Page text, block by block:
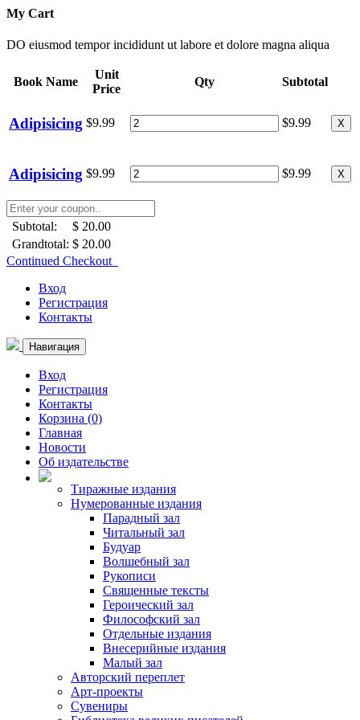
My Cart
DO eiusmod tempor incididunt ut labore et dolore magna aliqua
Book Name
Unit
Price
Qty Subtotal
Adipisicing $9.99 $9.99 X
Adipisicing $9.99 $9.99 X
Subtotal:
$ 20.00
Grandtotal: $ 20.00
Continued Checkout
Вход
Регистрация
Контакты
Навигация
Вход
Регистрация
Контакты
Корзина (0)
Главная
Новости
Об издательстве
Тиражные издания
Нумерованные издания
Парадный зал
Читальный зал
Будуар
Волшебный зал
Рукописи
Священные тексты
Героический зал
Философский зал
Отдельные издания
Внесерийные издания
Малый зал
Авторский переплет
Арт-проекты
Сувениры